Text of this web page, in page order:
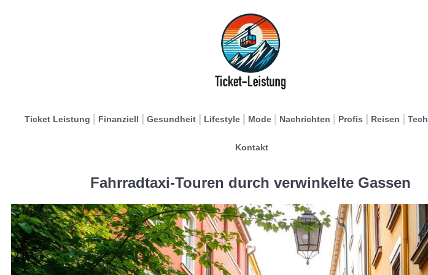
Ticket Leistung Finanziell Gesundheit Lifestyle Mode Nachrichten Profis Reisen Tech
Kontakt
Fahrradtaxi-Touren durch verwinkelte Gassen